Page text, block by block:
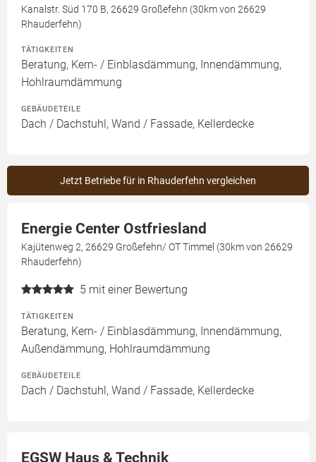
Kanalstr. Süd 170 B, 26629 Großefehn (30km von 26629
Rhauderfehn)
TÄTIGKEITEN
Beratung, Kern- / Einblasdämmung, Innendämmung,
Hohlraumdämmung
GEBÄUDETEILE
Dach / Dachstuhl, Wand / Fassade, Kellerdecke
Jetzt Betriebe für in Rhauderfehn vergleichen
Energie Center Ostfriesland
Kajütenweg 2, 26629 Großefehn/ OT Timmel (30km von 26629
Rhauderfehn)
5 mit einer Bewertung
TÄTIGKEITEN
Beratung, Kern- / Einblasdämmung, Innendämmung,
Außendämmung, Hohlraumdämmung
GEBÄUDETEILE
Dach / Dachstuhl, Wand / Fassade, Kellerdecke
EGSW Haus & Technik